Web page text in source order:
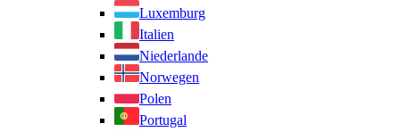
Luxemburg
Italien
Niederlande
Norwegen
Polen
Portugal